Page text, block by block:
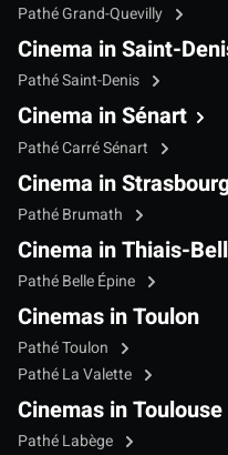
Pathé Grand-Quevilly
Cinema in Saint-
Pathé Saint-Denis
Cinema in Sénart
Pathé Carré Sénart
Cinema in
Pathé Brumath
Cinema in Thiais-
Pathé Belle Épine
Cinemas in Toulon
Pathé Toulon
Pathé La Valette
Cinemas in Toulouse
Pathé Labège